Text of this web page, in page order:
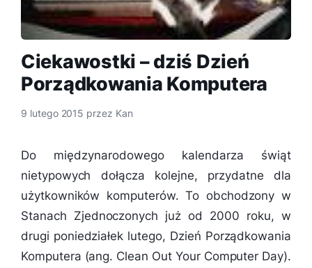
Ciekawostki – dziś Dzień
Porządkowania Komputera
9 lutego 2015 przez Kan
Do międzynarodowego kalendarza świąt
nietypowych dołącza kolejne, przydatne dla
użytkowników komputerów. To obchodzony w
Stanach Zjednoczonych już od 2000 roku, w
drugi poniedziałek lutego, Dzień Porządkowania
Komputera (ang. Clean Out Your Computer Day).